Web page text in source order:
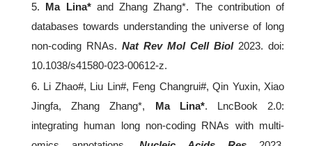
5. Ma Lina*and Zhang Zhang*. The contribution of
databases towards understanding the universe of long
non-coding RNAs. Nat Rev Mol Cell Biol2023. doi:
10.1038/s41580-023-00612-z.
6. Li Zhao#, Liu Lin#, Feng Changrui#, Qin Yuxin, Xiao
Jingfa, Zhang Zhang*, Ma Lina*. LncBook 2.0:
integrating human long non-coding RNAs with multi-